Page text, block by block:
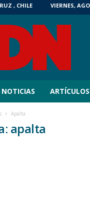
, CHILE VIERNES,
NOTICIAS ARTÍCULOS
Apalta
apalta